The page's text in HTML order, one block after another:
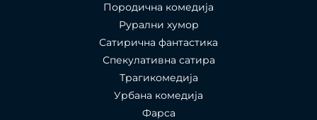
Породична комедија
Рурални хумор
Сатирична фантастика
Спекулативна сатира
Трагикомедија
Урбана комедија
Фарса